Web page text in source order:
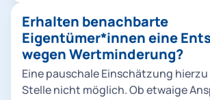
nur durch einen weiteren Betriebshof
vorhandenen Flächen müssen dazu
möglich genutzt werden. Die
Belange der Anwohnenden ist uns
wichtig.
Druck auf die kommunalen Finanzen
wurde rund ein Drittel der vormals
Projektkosten eingespart. Der
waren dabei die Abstellhallen. Keine
allerdings Einsparungen auf Kosten
Erhalten benachbarte
Eigentümer*innen eine
wegen Wertminderung?
Eine pauschale Einschätzung
Stelle nicht möglich. Ob etwaige